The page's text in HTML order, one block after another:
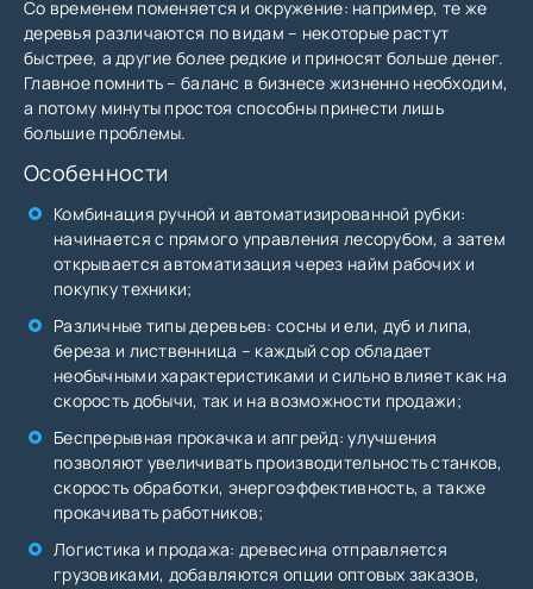
Со временем поменяется и окружение: например, те же
деревья различаются по видам – некоторые растут
быстрее, а другие более редкие и приносят больше денег.
Главное помнить – баланс в бизнесе жизненно необходим,
а потому минуты простоя способны принести лишь
большие проблемы.
Особенности
Комбинация ручной и автоматизированной рубки:
начинается с прямого управления лесорубом, а затем
открывается автоматизация через найм рабочих и
покупку техники;
Различные типы деревьев: сосны и ели, дуб и липа,
береза и лиственница – каждый сор обладает
необычными характеристиками и сильно влияет как на
скорость добычи, так и на возможности продажи;
Беспрерывная прокачка и апгрейд: улучшения
позволяют увеличивать производительность станков,
скорость обработки, энергоэффективность, а также
прокачивать работников;
Логистика и продажа: древесина отправляется
грузовиками, добавляются опции оптовых заказов,